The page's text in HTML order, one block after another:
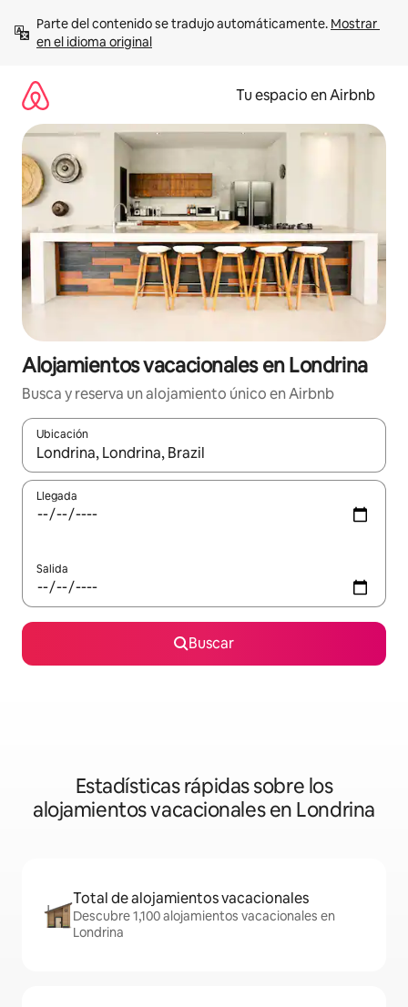
contenido
Parte del contenido se tradujo automáticamente. Mostrar
en el idioma original
Tu espacio en Airbnb
Alojamientos vacacionales en Londrina
Busca y reserva un alojamiento único en Airbnb
Ubicación
Cuando los resultados estén disponibles, podrás navegar
Llegada
Salida
Buscar
Estadísticas rápidas sobre los
alojamientos vacacionales en Londrina
Total de alojamientos vacacionales
Descubre 1,100 alojamientos vacacionales en
Londrina